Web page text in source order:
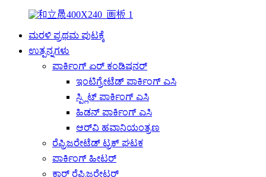
ಮರಳಿ ಪ್ರಥಮ ಪುಟಕ್ಕೆ
ಉತ್ಪನ್ನಗಳು
ಪಾರ್ಕಿಂಗ್ ಏರ್ ಕಂಡಿಷನರ್
ಇಂಟಿಗ್ರೇಟೆಡ್ ಪಾರ್ಕಿಂಗ್ ಎಸಿ
ಸ್ಪ್ಲಿಟ್ ಪಾರ್ಕಿಂಗ್ ಎಸಿ
ಹಿಡನ್ ಪಾರ್ಕಿಂಗ್ ಎಸಿ
ಆರ್‌ವಿ ಹವಾನಿಯಂತ್ರಣ
ರೆಫ್ರಿಜರೇಟೆಡ್ ಟ್ರಕ್ ಘಟಕ
ಪಾರ್ಕಿಂಗ್ ಹೀಟರ್
ಕಾರ್ ರೆಫ್ರಿಜರೇಟರ್